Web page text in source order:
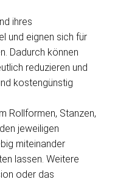
ihres
und eignen sich für
Dadurch können
reduzieren und
kostengünstig
Rollformen, Stanzen,
jeweiligen
miteinander
lassen. Weitere
oder das